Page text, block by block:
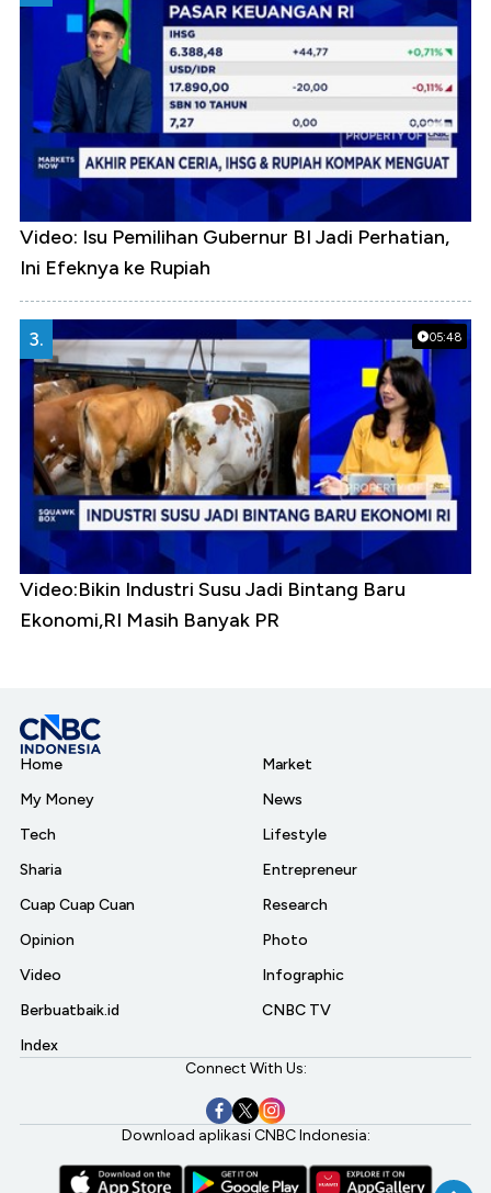
Video: Isu Pemilihan Gubernur BI Jadi Perhatian,
Ini Efeknya ke Rupiah
05:48
3.
Video:Bikin Industri Susu Jadi Bintang Baru
Ekonomi,RI Masih Banyak PR
Home
My Money
Tech
Sharia
Cuap Cuap Cuan
Opinion
Video
Berbuatbaik.id
Index
Market
News
Lifestyle
Entrepreneur
Research
Photo
Infographic
CNBC TV
Connect With Us:
Download aplikasi CNBC Indonesia: